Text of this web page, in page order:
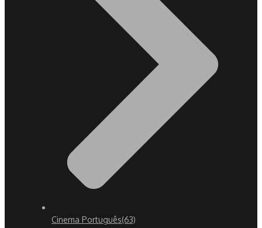
Cinema Português(63)